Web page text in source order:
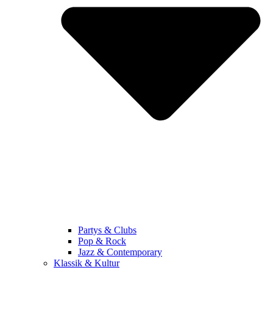
Partys & Clubs
Pop & Rock
Jazz & Contemporary
Klassik & Kultur